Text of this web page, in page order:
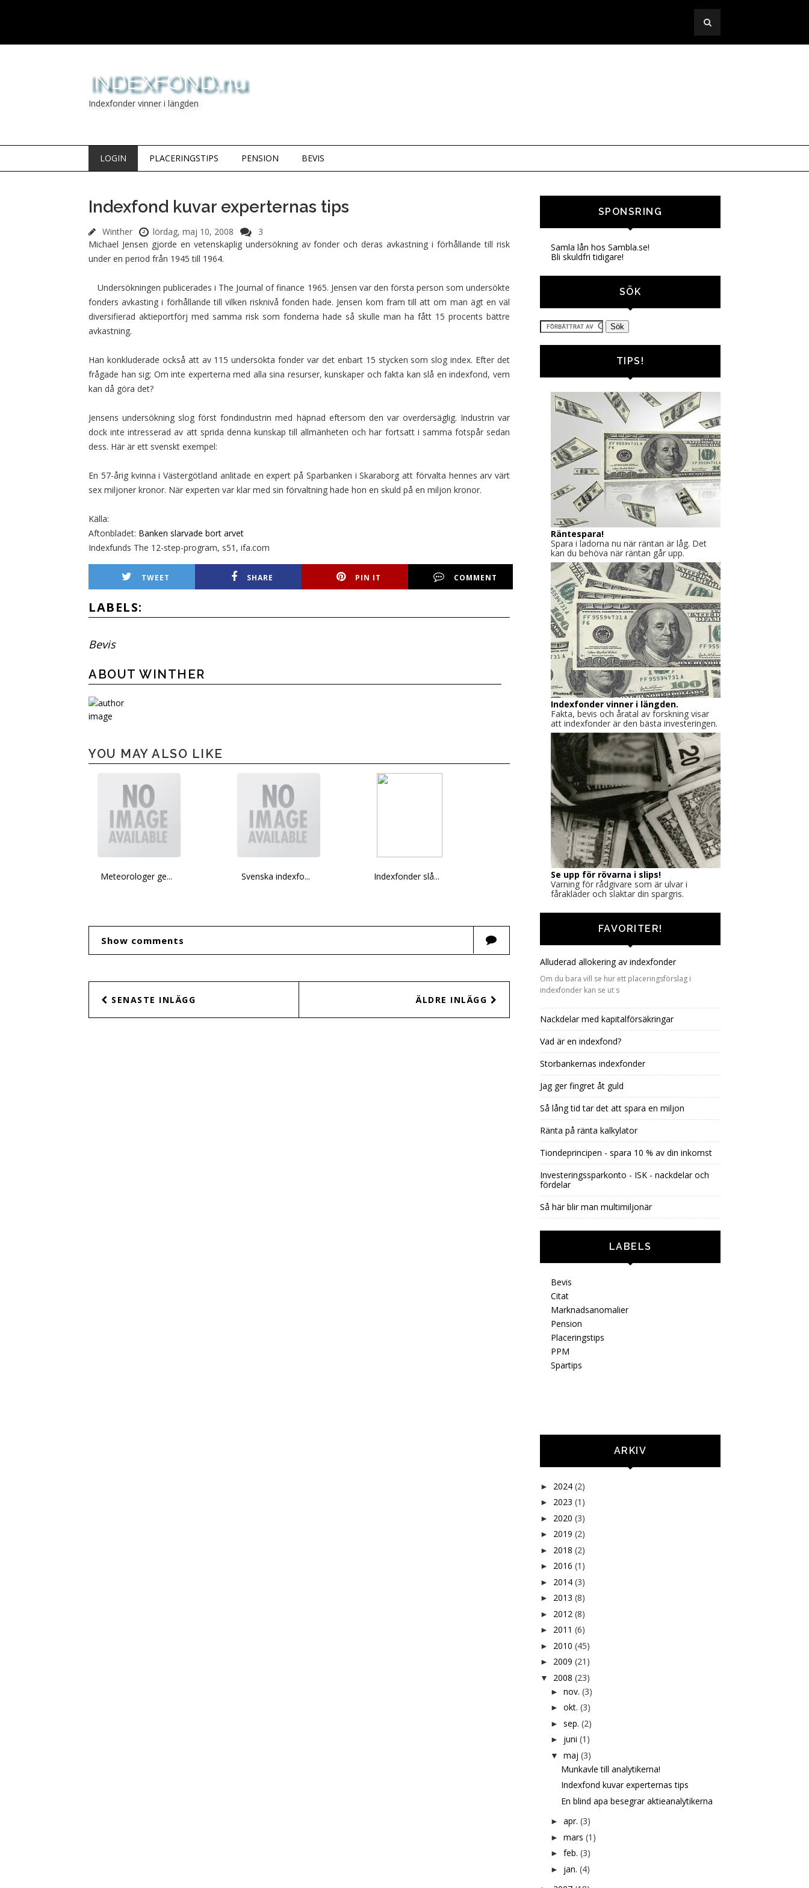
INDEXFOND.nu
Indexfonder vinner i längden
LOGIN PLACERINGSTIPS PENSION BEVIS
Indexfond kuvar experternas tips
Winther lördag, maj 10, 2008
3
Michael Jensen gjorde en vetenskaplig undersökning av fonder och deras avkastning i förhållande till risk
under en period från 1945 till 1964.
Undersökningen publicerades i The Journal of finance 1965. Jensen var den första person som undersökte
fonders avkasting i förhållande till vilken risknivå fonden hade. Jensen kom fram till att om man ägt en väl
diversifierad aktieportförj med samma risk som fonderna hade så skulle man ha fått 15 procents bättre
avkastning.
Han konkluderade också att av 115 undersökta fonder var det enbart 15 stycken som slog index. Efter det
frågade han sig; Om inte experterna med alla sina resurser, kunskaper och fakta kan slå en indexfond, vem
kan då göra det?
Jensens undersökning slog först fondindustrin med häpnad eftersom den var overdersäglig. Industrin var
dock inte intresserad av att sprida denna kunskap till allmänheten och har fortsatt i samma fotspår sedan
dess. Här är ett svenskt exempel:
En 57-årig kvinna i Västergötland anlitade en expert på Sparbanken i Skaraborg att förvalta hennes arv värt
sex miljoner kronor. När experten var klar med sin förvaltning hade hon en skuld på en miljon kronor.
Källa:
Aftonbladet: Banken slarvade bort arvet
Indexfunds The 12-step-program, s51, ifa.com
TWEET SHARE PIN IT COMMENT
LABELS:
Bevis
ABOUT WINTHER
YOU MAY ALSO LIKE
Meteorologer ge... Svenska indexfo... Indexfonder slå...
Show comments
SENASTE INLÄGG ÄLDRE INLÄGG
SPONSRING
Samla lån hos Sambla.se!
Bli skuldfri tidigare!
SÖK
TIPS!
Räntespara!
Spara i ladorna nu när räntan är låg. Det
kan du behöva när räntan går upp.
Indexfonder vinner i längden.
Fakta, bevis och åratal av forskning visar
att indexfonder är den bästa investeringen.
Se upp för rövarna i slips!
Varning för rådgivare som är ulvar i
fårakläder och slaktar din spargris.
FAVORITER!
Alluderad allokering av indexfonder
Om du bara vill se hur ett placeringsförslag i
indexfonder kan se ut s
Nackdelar med kapitalförsäkringar
Vad är en indexfond?
Storbankernas indexfonder
Jag ger fingret åt guld
Så lång tid tar det att spara en miljon
Ränta på ränta kalkylator
Tiondeprincipen - spara 10 % av din inkomst
Investeringssparkonto - ISK - nackdelar och
fördelar
Så här blir man multimiljonär
LABELS
Bevis
Citat
Marknadsanomalier
Pension
Placeringstips
PPM
Spartips
ARKIV
► 2024 (2)
► 2023 (1)
► 2020 (3)
► 2019 (2)
► 2018 (2)
► 2016 (1)
► 2014 (3)
► 2013 (8)
► 2012 (8)
► 2011 (6)
► 2010 (45)
► 2009 (21)
▼ 2008 (23)
► nov. (3)
► okt. (3)
► sep. (2)
► juni (1)
▼ maj (3)
Munkavle till analytikerna!
Indexfond kuvar experternas tips
En blind apa besegrar aktieanalytikerna
► apr. (3)
► mars (1)
► feb. (3)
► jan. (4)